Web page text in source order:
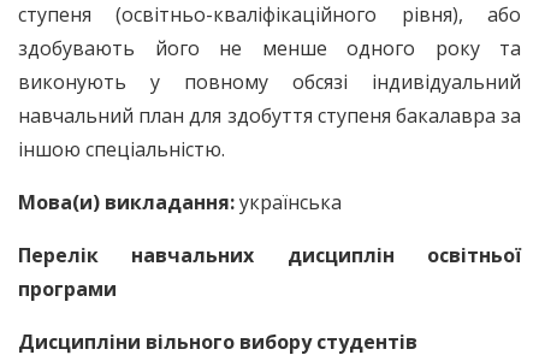
ступеня (освітньо-кваліфікаційного рівня), або
здобувають його не менше одного року та
виконують у повному обсязі індивідуальний
навчальний план для здобуття ступеня бакалавра за
іншою спеціальністю.
Мова(и) викладання:українська
Перелік навчальних дисциплін освітньої
програми
Дисципліни вільного вибору студентів